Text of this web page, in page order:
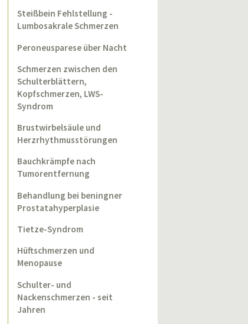
Steißbein Fehlstellung -
Lumbosakrale Schmerzen
Peroneusparese über Nacht
Schmerzen zwischen den
Schulterblättern,
Kopfschmerzen, LWS-
Syndrom
Brustwirbelsäule und
Herzrhythmusstörungen
Bauchkrämpfe nach
Tumorentfernung
Behandlung bei beningner
Prostatahyperplasie
Tietze-Syndrom
Hüftschmerzen und
Menopause
Schulter- und
Nackenschmerzen - seit
Jahren